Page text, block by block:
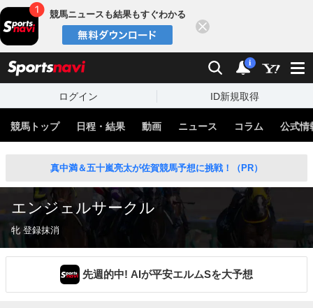
競馬ニュースも結果もすぐわかる
検索 通知
i
ログイン ID新規取得
競馬トップ 日程・結果 動画 ニュース コラム 公式情
真中満＆五十嵐亮太が佐賀競馬予想に挑戦！（PR）
エンジェルサークル
牝 登録抹消
先週的中! AIが平安エルムSを大予想